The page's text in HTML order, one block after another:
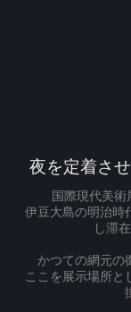
夜を定着させ
国際現代美術
伊豆大島の明治時
し滞
かつての網元の
ここを展示場所と